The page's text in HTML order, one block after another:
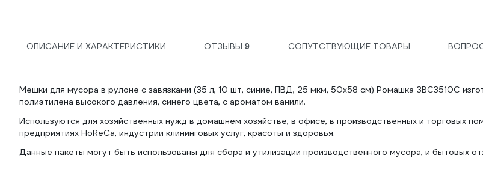
ОПИСАНИЕ И ХАРАКТЕРИСТИКИ ОТЗЫВЫ9 СОПУТСТВУЮЩИЕ ТОВАРЫ
Мешки для мусора в рулоне с завязками (35 л, 10 шт, синие, ПВД, 25 мкм, 50х58 см) Ромашка ЗВС3510С
полиэтилена высокого давления, синего цвета, с ароматом ванили.
Используются для хозяйственных нужд в домашнем хозяйстве, в офисе, в производственных и торговых
предприятиях HoReCa, индустрии клининговых услуг, красоты и здоровья.
Данные пакеты могут быть использованы для сбора и утилизации производственного мусора, и бытовых